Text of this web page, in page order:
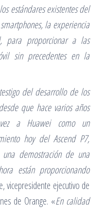
estándares existentes del
la experiencia
para proporcionar a las
sin precedentes en la
del desarrollo de los
que hace varios años
a Huawei como un
hoy del Ascend P7,
demostración de una
están proporcionando
vicepresidente ejecutivo de
de Orange. «En calidad